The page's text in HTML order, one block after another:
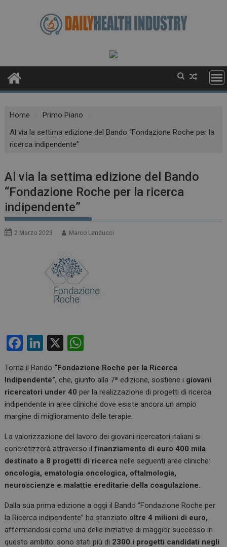
Home
Primo Piano
Al via la settima edizione del Bando “Fondazione Roche per la
ricerca indipendente”
Al via la settima edizione del Bando
“Fondazione Roche per la ricerca
indipendente”
2 Marzo 2023 Marco Landucci
F
ce
b
o
o
k
Li
ke
dI
n
X
at
s
A
p
p
Torna il Bando “Fondazione Roche per la Ricerca
Indipendente”, che, giunto alla 7ª edizione, sostiene i giovani
ricercatori under 40 per la realizzazione di progetti di ricerca
indipendente in aree cliniche dove esiste ancora un ampio
margine di miglioramento delle terapie.
La valorizzazione del lavoro dei giovani ricercatori italiani si
concretizzerà attraverso il finanziamento di euro 400 mila
destinato a 8 progetti di ricerca nelle seguenti aree cliniche:
oncologia, ematologia oncologica, oftalmologia,
neuroscienze e malattie ereditarie della coagulazione.
Dalla sua prima edizione a oggi il Bando “Fondazione Roche per
la Ricerca indipendente” ha stanziato oltre 4 milioni di euro,
affermandosi come una delle iniziative di maggior successo in
questo ambito: sono stati più di 2300 i progetti candidati negli